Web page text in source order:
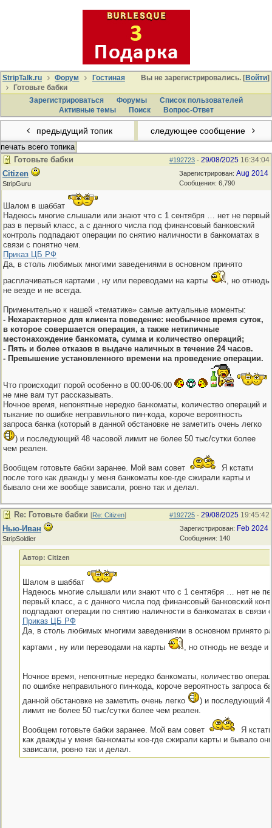
Вы не зарегистрировались. [Войти]
StripTalk.ru Форум
Гостиная
Готовьте бабки
Зарегистрироваться
Форумы
Список пользователей
Активные темы
Поиcк Вопрос-Ответ
предыдущий топик следующее сообщение
печать всего топика
#192723 - 29/08/2025 16:34:04
Готовьте бабки
Зарегистрирован: Aug 2014
Сообщения: 6,790
Citizen
StripGuru
Шалом в шаббат
Надеюсь многие слышали или знают что с 1 сентября … нет не первый
раз в первый класс, а с данного числа под финансовый банковский
контроль подпадают операции по снятию наличности в банкоматах в
связи с понятно чем.
Приказ ЦБ РФ
Да, в столь любимых многими заведениями в основном принято
расплачиваться картами , ну или переводами на карты
, но отнюдь
не везде и не всегда.
Применительно к нашей «тематике» самые актуальные моменты:
- Нехарактерное для клиента поведение: необычное время суток,
в которое совершается операция, а также нетипичные
местонахождение банкомата, сумма и количество операций;
- Пять и более отказов в выдаче наличных в течение 24 часов.
- Превышение установленного времени на проведение операции.
Что происходит порой особенно в 00:00-06:00
не мне вам тут рассказывать.
Ночное время, непонятные нередко банкоматы, количество операций и
тыкание по ошибке неправильного пин-кода, короче вероятность
запроса банка (который в данной обстановке не заметить очень легко
) и последующий 48 часовой лимит не более 50 тыс/сутки более
чем реален.
Вообщем готовьте бабки заранее. Мой вам совет
Я кстати
после того как дважды у меня банкоматы кое-где сжирали карты и
бывало они же вообще зависали, ровно так и делал.
#192725 - 29/08/2025 19:45:42
Re: Готовьте бабки [Re: Citizen]
Зарегистрирован: Feb 2024
Сообщения: 140
Нью-Иван
StripSoldier
Автор: Citizen
Шалом в шаббат
Надеюсь многие слышали или знают что с 1 сентября … нет не
первый класс, а с данного числа под финансовый банковский
подпадают операции по снятию наличности в банкоматах в связи
Приказ ЦБ РФ
Да, в столь любимых многими заведениями в основном принято
картами , ну или переводами на карты
, но отнюдь не везде и
Ночное время, непонятные нередко банкоматы, количество
по ошибке неправильного пин-кода, короче вероятность запроса
данной обстановке не заметить очень легко
) и последующий
лимит не более 50 тыс/сутки более чем реален.
Вообщем готовьте бабки заранее. Мой вам совет
Я
как дважды у меня банкоматы кое-где сжирали карты и бывало
зависали, ровно так и делал.